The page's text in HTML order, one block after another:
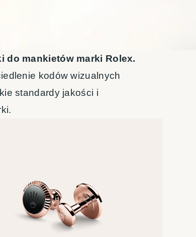
do mankietów marki Rolex.
kodów wizualnych
standardy jakości i